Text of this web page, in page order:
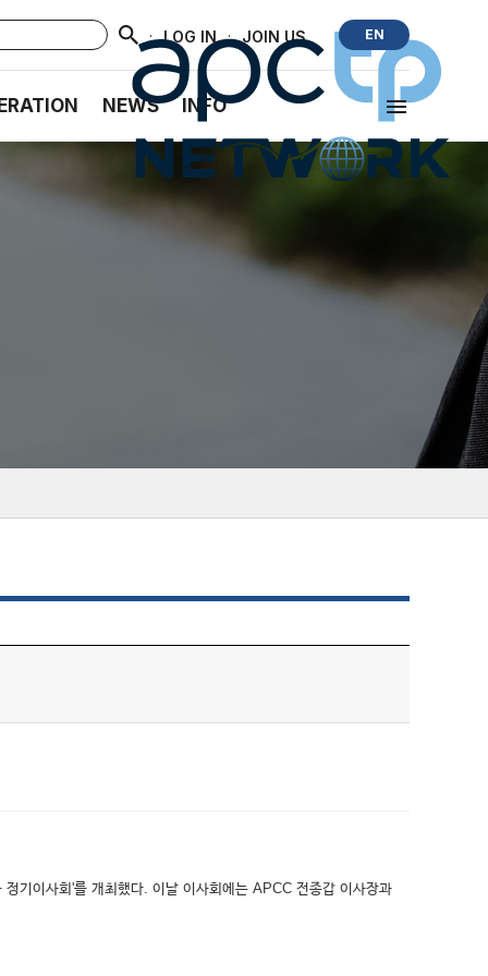
· LOG IN · JOIN US EN
NEWS INFO
기이사회'를 개최했다. 이날 이사회에는 APCC 전종갑 이사장과